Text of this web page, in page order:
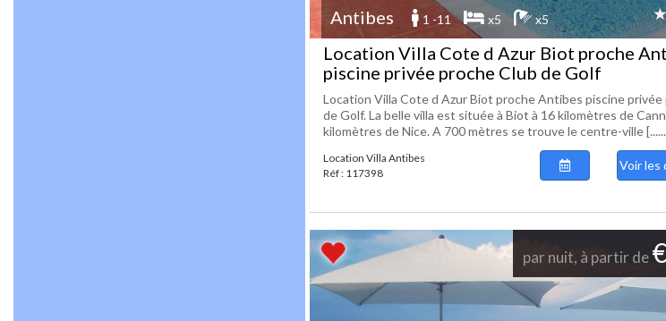
Antibes 1 -11 x5 x5
Location Villa Cote d Azur Biot proche
piscine privée proche Club de Golf
Location Villa Cote d Azur Biot proche Antibes piscine privée
de Golf. La belle villa est située à Biot à 16 kilomètres de
kilomètres de Nice. A 700 mètres se trouve le centre-ville
Location Villa Antibes
Réf : 117398
Voir les
par nuit, à partir de